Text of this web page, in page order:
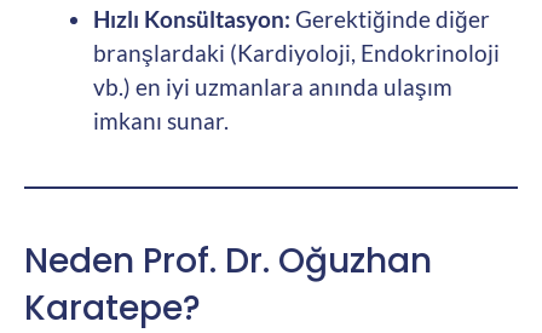
Hızlı Konsültasyon: Gerektiğinde diğer
branşlardaki (Kardiyoloji, Endokrinoloji
vb.) en iyi uzmanlara anında ulaşım
imkanı sunar.
Neden Prof. Dr. Oğuzhan
Karatepe?